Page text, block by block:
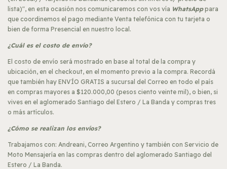
lista)", en esta ocasión nos comunicaremos con vos vía WhatsApppara
que coordinemos el pago mediante Venta telefónica con tu tarjeta o
bien de forma Presencial en nuestro local.
¿Cuál es el costo de envío?
El costo de envío será mostrado en base al total de la compra y
ubicación, en el checkout, en el momento previo a la compra. Recordá
que también hay ENVÍO GRATIS a sucursal del Correo en todo el país
en compras mayores a $120.000,00 (pesos ciento veinte mil), o bien, si
vives en el aglomerado Santiago del Estero / La Banda y compras tres
o más artículos.
¿Cómo se realizan los envíos?
Trabajamos con: Andreani, Correo Argentino y también con Servicio de
Moto Mensajería en las compras dentro del aglomerado Santiago del
Estero / La Banda.